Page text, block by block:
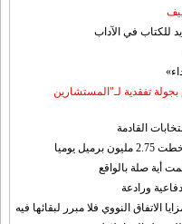
للكتاب في الآداب
تفقدية لـ"المستشارين
القادمة
يوميا
أية صلة بالواقع
ورادعة
النووي فلا مبرر لبقائها فيه